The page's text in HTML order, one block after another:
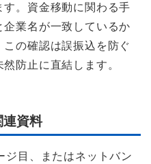
。資金移動に関わる手
業名が一致しているか
の確認は誤振込を防ぐ
防止に直結します。
連資料
ジ目、またはネットバン